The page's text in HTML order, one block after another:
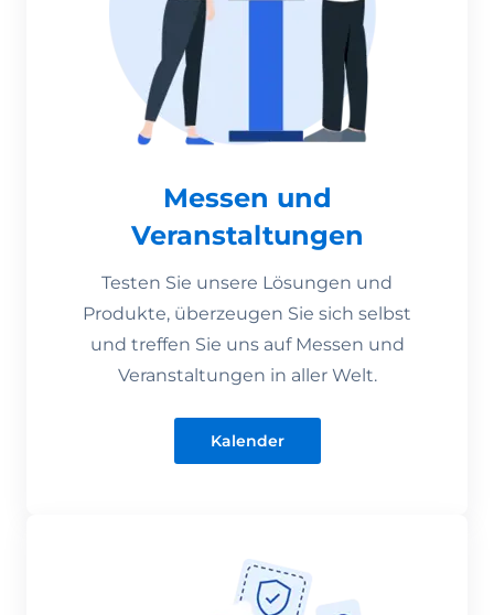
Messen und
Veranstaltungen
Testen Sie unsere Lösungen und
Produkte, überzeugen Sie sich selbst
und treffen Sie uns auf Messen und
Veranstaltungen in aller Welt.
Kalender